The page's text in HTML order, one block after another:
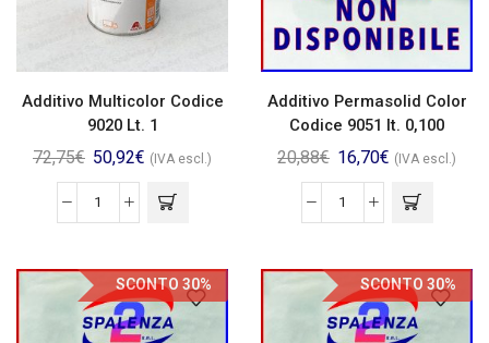
Additivo Multicolor Codice
9020 Lt. 1
72,75€ 50,92€ (IVA escl.)
Additivo Permasolid Color
Codice 9051 lt. 0,100
20,88€ 16,70€ (IVA escl.)
SCONTO 30% SCONTO 30%